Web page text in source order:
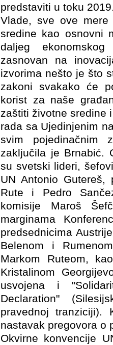
predstaviti u toku
Vlade, sve ove
sredine kao osnovni
daljeg
zasnovan na
izvorima nešto je što
zakoni svakako će
korist za naše
zaštiti životne sredine
rada sa Ujedinjenim
svim pojedinačnim
zaključila je Brnabić.
su svetski lideri,
UN Antonio
Rute i Pedro
komisije Maroš
marginama
predsednicima
Belenom i
Markom Ruteom,
Kristalinom
usvojena i
Declaration"
pravednoj tranziciji).
nastavak pregovora o
Okvirne konvencije